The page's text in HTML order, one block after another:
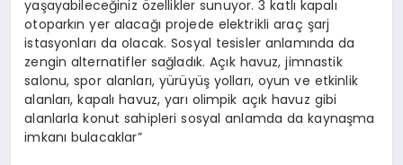
yaşayabileceğiniz özellikler sunuyor. 3 katlı kapalı
otoparkın yer alacağı projede elektrikli araç şarj
istasyonları da olacak. Sosyal tesisler anlamında da
zengin alternatifler sağladık. Açık havuz, jimnastik
salonu, spor alanları, yürüyüş yolları, oyun ve etkinlik
alanları, kapalı havuz, yarı olimpik açık havuz gibi
alanlarla konut sahipleri sosyal anlamda da kaynaşma
imkanı bulacaklar”